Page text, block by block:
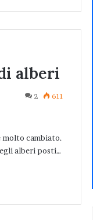
alberi
2 611
molto cambiato.
alberi posti…